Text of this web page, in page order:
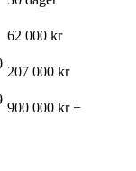
62 000 kr
207 000 kr
900 000 kr +